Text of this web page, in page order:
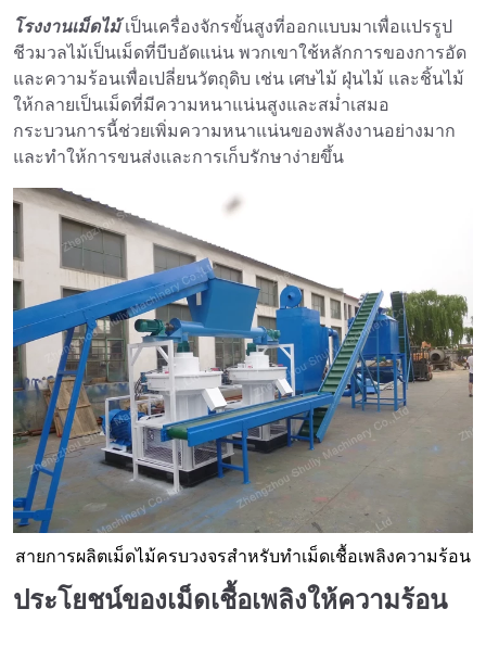
โรงงานเม็ดไม้เป็นเครื่องจักรขั้นสูงที่ออกแบบมาเพื่อแปรรูป
ชีวมวลไม้เป็นเม็ดที่บีบอัดแน่น พวกเขาใช้หลักการของการอัด
และความร้อนเพื่อเปลี่ยนวัตถุดิบ เช่น เศษไม้ ฝุ่นไม้ และชิ้นไม้
ให้กลายเป็นเม็ดที่มีความหนาแน่นสูงและสม่ำเสมอ
กระบวนการนี้ช่วยเพิ่มความหนาแน่นของพลังงานอย่างมาก
และทำให้การขนส่งและการเก็บรักษาง่ายขึ้น
สายการผลิตเม็ดไม้ครบวงจรสำหรับทำเม็ดเชื้อเพลิงความร้อน
ประโยชน์ของเม็ดเชื้อเพลิงให้ความร้อน